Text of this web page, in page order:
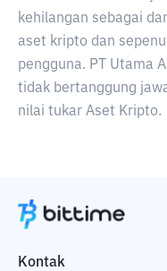
kehilangan sebagai
aset kripto dan
pengguna. PT Utama
tidak bertanggung
nilai tukar Aset Kripto.
Kontak